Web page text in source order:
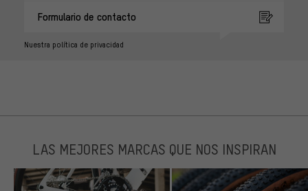
Formulario de contacto
Nuestra política de privacidad
LAS MEJORES MARCAS QUE NOS INSPIRAN